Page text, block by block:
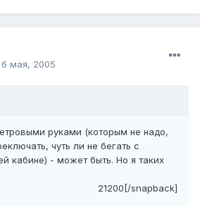
6 мая, 2005
руками (которым не надо,
чуть ли не бегать с
кабине) - может быть. Но я таких
21200[/snapback]